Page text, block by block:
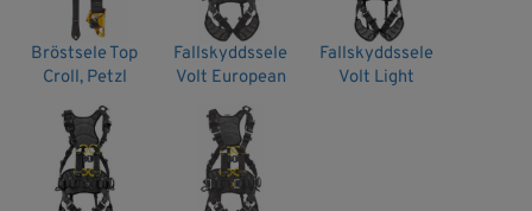
Strl 0: 1195g
Strl 1: 1220g
Strl 2: 1315g
Bröstsele Top
Croll, Petzl
Fallskyddssele
Volt European
Version, Petzl
Fallskyddssele
Volt Light